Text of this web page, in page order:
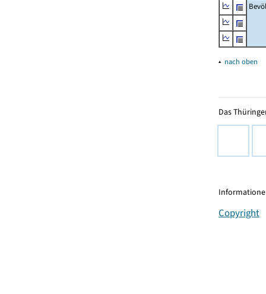
▴ nach oben
Das
Copyright